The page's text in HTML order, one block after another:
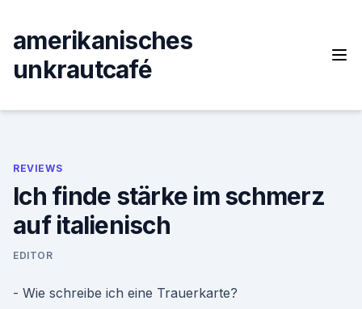
content
amerikanisches
unkrautcafé
REVIEWS
Ich finde stärke im schmerz
auf italienisch
EDITOR
- Wie schreibe ich eine Trauerkarte?